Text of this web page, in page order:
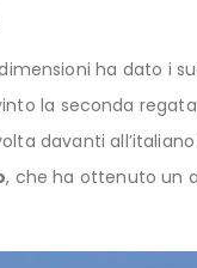
ha dato i
la seconda
davanti all’italiano
, che ha ottenuto un